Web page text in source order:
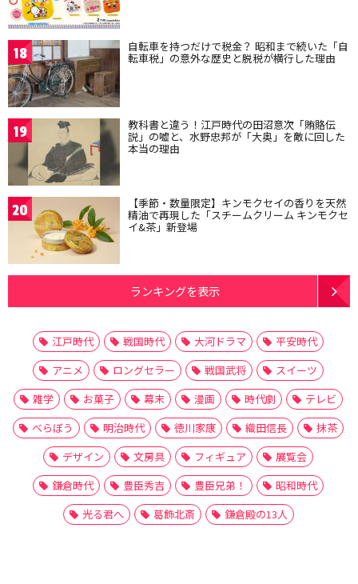
18 自転車を持つだけで税金？ 昭和まで続いた「自
転車税」の意外な歴史と脱税が横行した理由
19 教科書と違う！江戸時代の田沼意次「賄賂伝
説」の嘘と、水野忠邦が「大奥」を敵に回した
本当の理由
20 【季節・数量限定】キンモクセイの香りを天然
精油で再現した「スチームクリーム キンモクセ
イ&茶」新登場
ランキングを表示
江戸時代 戦国時代 大河ドラマ
平安時代
アニメ
ロングセラー 戦国武将
スイーツ
雑学
お菓子 幕末 漫画 時代劇
テレビ
べらぼう
明治時代 徳川家康 織田信長
抹茶
デザイン
文房具 フィギュア
展覧会
鎌倉時代
豊臣秀吉 豊臣兄弟！
昭和時代
光る君へ
葛飾北斎 鎌倉殿の13人